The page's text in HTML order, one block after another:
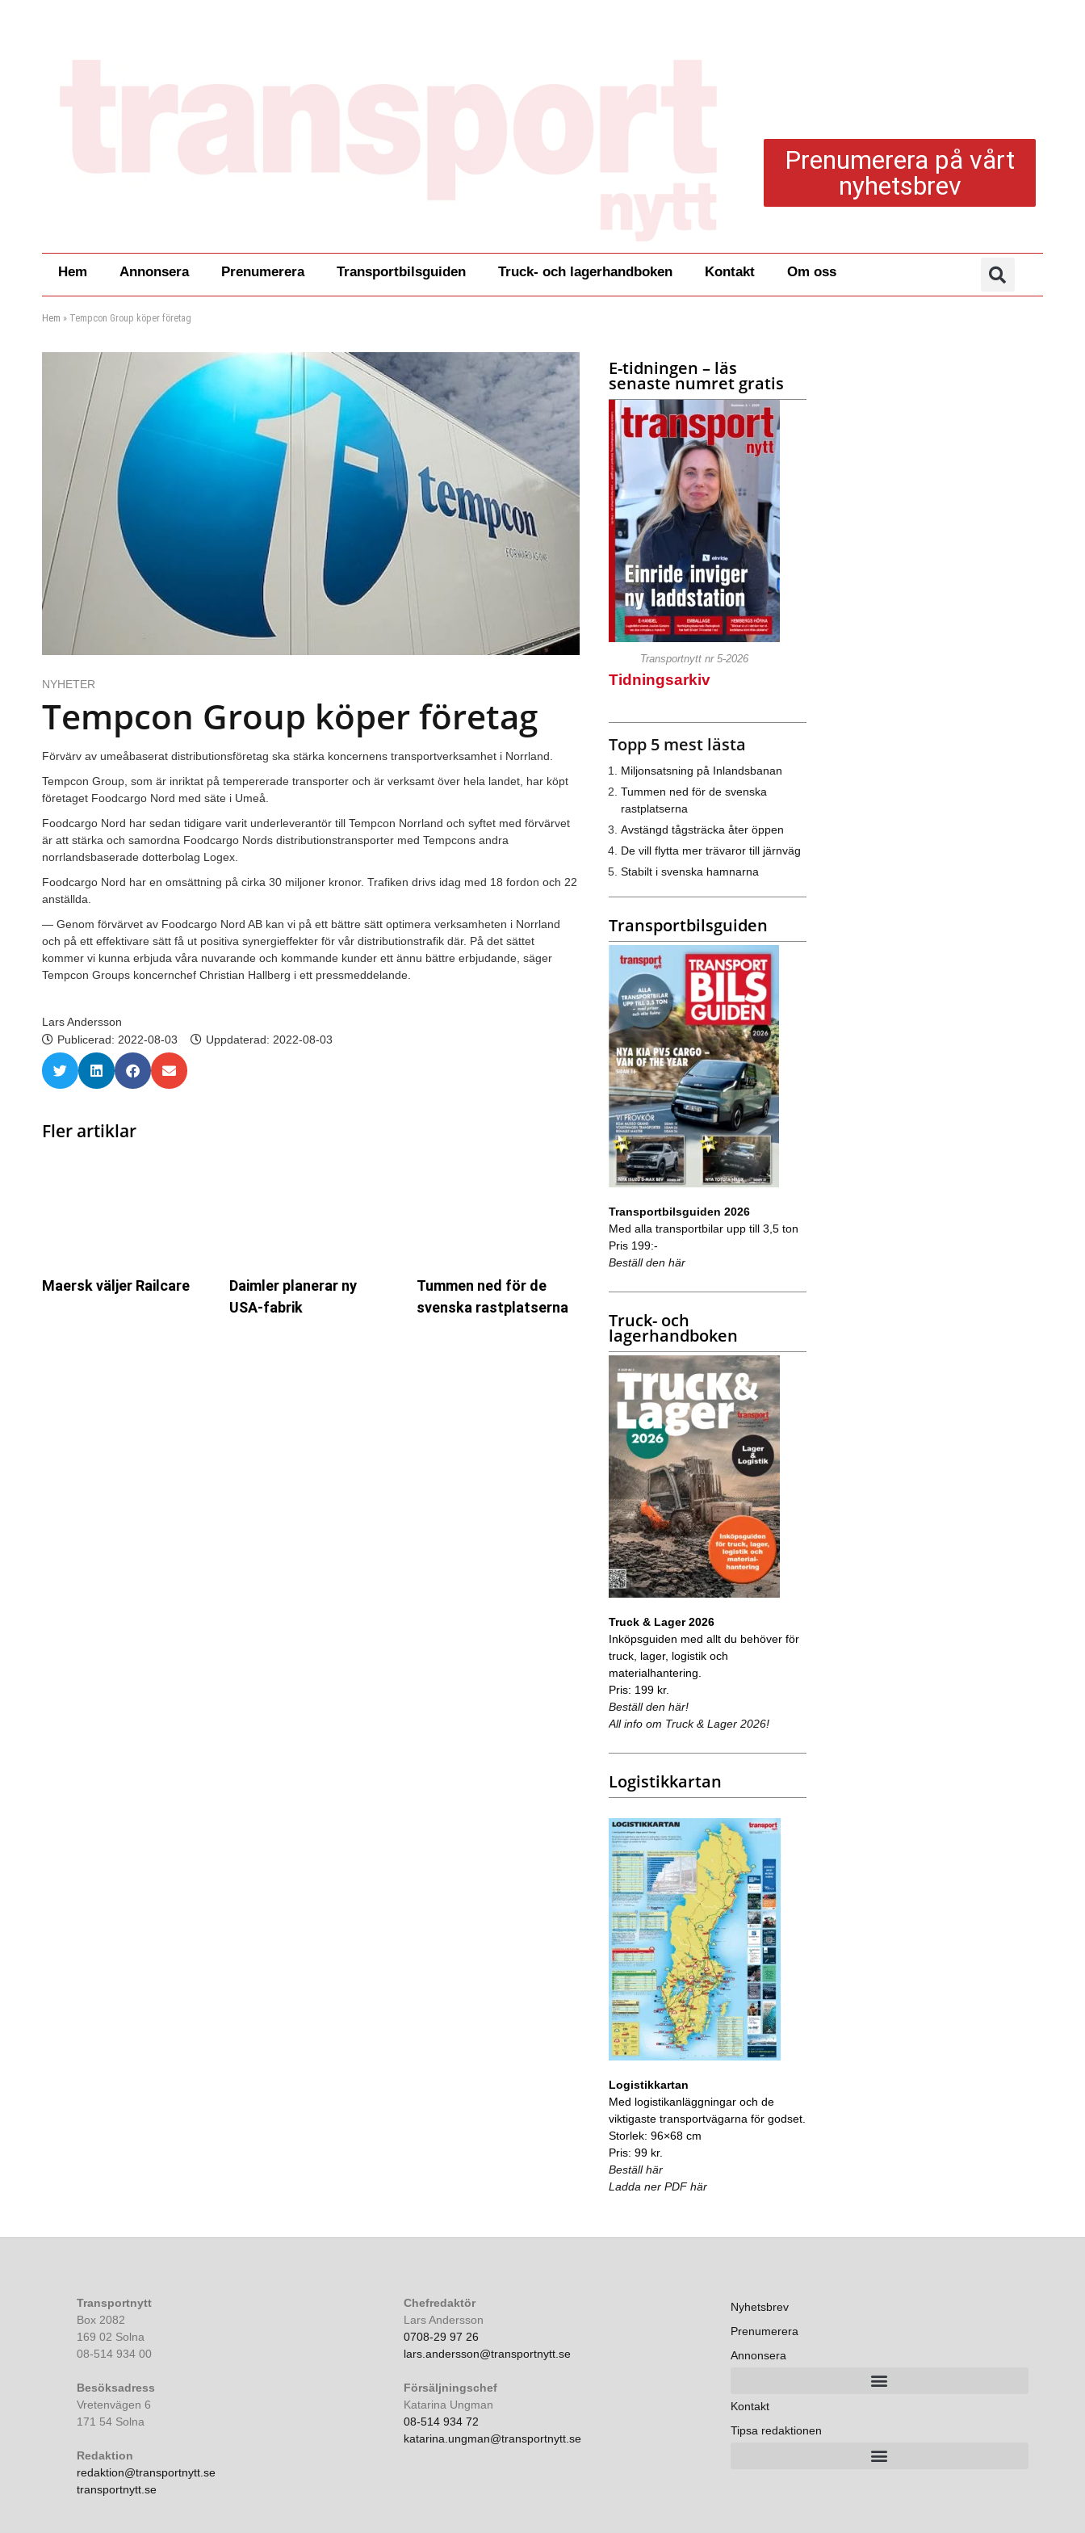
Prenumerera på vårt
nyhetsbrev
Hem Annonsera Prenumerera Transportbilsguiden Truck- och lagerhandboken Kontakt Om oss
Hem » Tempcon Group köper företag
NYHETER
Tempcon Group köper företag
Förvärv av umeåbaserat distributionsföretag ska stärka koncernens transportverksamhet i Norrland.
Tempcon Group, som är inriktat på tempererade transporter och är verksamt över hela landet, har köpt
företaget Foodcargo Nord med säte i Umeå.
Foodcargo Nord har sedan tidigare varit underleverantör till Tempcon Norrland och syftet med förvärvet
är att stärka och samordna Foodcargo Nords distributionstransporter med Tempcons andra
norrlandsbaserade dotterbolag Logex.
Foodcargo Nord har en omsättning på cirka 30 miljoner kronor. Trafiken drivs idag med 18 fordon och 22
anställda.
— Genom förvärvet av Foodcargo Nord AB kan vi på ett bättre sätt optimera verksamheten i Norrland
och på ett effektivare sätt få ut positiva synergieffekter för vår distributionstrafik där. På det sättet
kommer vi kunna erbjuda våra nuvarande och kommande kunder ett ännu bättre erbjudande, säger
Tempcon Groups koncernchef Christian Hallberg i ett pressmeddelande.
Lars Andersson
Publicerad: 2022-08-03 Uppdaterad: 2022-08-03
Fler artiklar
Maersk väljer Railcare
Daimler planerar ny
USA-fabrik
Tummen ned för de
svenska rastplatserna
E-tidningen – läs
senaste numret gratis
Transportnytt nr 5-2026
Tidningsarkiv
Topp 5 mest lästa
Miljonsatsning på Inlandsbanan
Tummen ned för de svenska
rastplatserna
Avstängd tågsträcka åter öppen
De vill flytta mer trävaror till järnväg
Stabilt i svenska hamnarna
Transportbilsguiden
Transportbilsguiden 2026
Med alla transportbilar upp till 3,5 ton
Pris 199:-
Beställ den här
Truck- och
lagerhandboken
Truck & Lager 2026
Inköpsguiden med allt du behöver för
truck, lager, logistik och
materialhantering.
Pris: 199 kr.
Beställ den här!
All info om Truck & Lager 2026!
Logistikkartan
Logistikkartan
Med logistikanläggningar och de
viktigaste transportvägarna för godset.
Storlek: 96×68 cm
Pris: 99 kr.
Beställ här
Ladda ner PDF här
Transportnytt
Box 2082
169 02 Solna
08-514 934 00
Besöksadress
Vretenvägen 6
171 54 Solna
Redaktion
redaktion@transportnytt.se
transportnytt.se
Chefredaktör
Lars Andersson
0708-29 97 26
lars.andersson@transportnytt.se
Försäljningschef
Katarina Ungman
08-514 934 72
katarina.ungman@transportnytt.se
Nyhetsbrev
Prenumerera
Annonsera
Kontakt
Tipsa redaktionen